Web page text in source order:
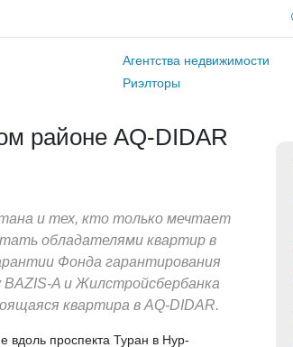
Агентства недвижимости
Риэлторы
районе AQ-DIDAR
и тех, кто только мечтает
обладателями квартир в
Фонда гарантирования
A и Жилстройсбербанка
квартира в AQ-DIDAR.
проспекта Туран в Нур-